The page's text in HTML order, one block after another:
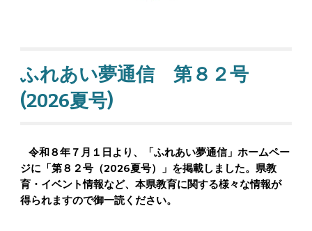
ふれあい夢通信 第８２号
(2026夏号)
令和８年７月１日より、「ふれあい夢通信」ホームペー
ジに「第８２号（2026夏号）」を掲載しました。県教
育・イベント情報など、本県教育に関する様々な情報が
得られますので御一読ください。